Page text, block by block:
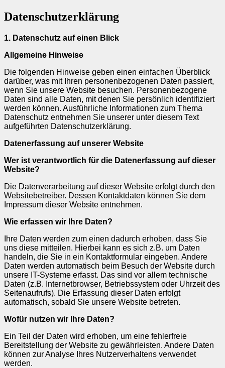
Datenschutzerklärung
1. Datenschutz auf einen Blick
Allgemeine Hinweise
Die folgenden Hinweise geben einen einfachen Überblick
darüber, was mit Ihren personenbezogenen Daten passiert,
wenn Sie unsere Website besuchen. Personenbezogene
Daten sind alle Daten, mit denen Sie persönlich identifiziert
werden können. Ausführliche Informationen zum Thema
Datenschutz entnehmen Sie unserer unter diesem Text
aufgeführten Datenschutzerklärung.
Datenerfassung auf unserer Website
Wer ist verantwortlich für die Datenerfassung auf dieser
Website?
Die Datenverarbeitung auf dieser Website erfolgt durch den
Websitebetreiber. Dessen Kontaktdaten können Sie dem
Impressum dieser Website entnehmen.
Wie erfassen wir Ihre Daten?
Ihre Daten werden zum einen dadurch erhoben, dass Sie
uns diese mitteilen. Hierbei kann es sich z.B. um Daten
handeln, die Sie in ein Kontaktformular eingeben. Andere
Daten werden automatisch beim Besuch der Website durch
unsere IT-Systeme erfasst. Das sind vor allem technische
Daten (z.B. Internetbrowser, Betriebssystem oder Uhrzeit des
Seitenaufrufs). Die Erfassung dieser Daten erfolgt
automatisch, sobald Sie unsere Website betreten.
Wofür nutzen wir Ihre Daten?
Ein Teil der Daten wird erhoben, um eine fehlerfreie
Bereitstellung der Website zu gewährleisten. Andere Daten
können zur Analyse Ihres Nutzerverhaltens verwendet
werden.